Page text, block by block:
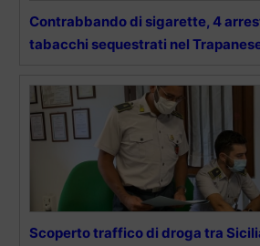
Contrabbando di sigarette, 4
tabacchi sequestrati nel
Scoperto traffico di droga tra